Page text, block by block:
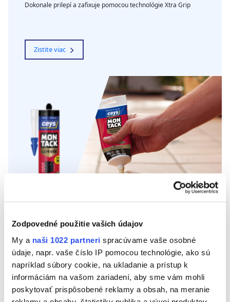
Zodpovedné použitie vašich údajov
My a naši 1022 partneri spracúvame vaše osobné
údaje, napr. vaše číslo IP pomocou technológie, ako sú
napríklad súbory cookie, na ukladanie a prístup k
informáciám na vašom zariadení, aby sme vám mohli
poskytovať prispôsobené reklamy a obsah, na meranie
Dokonale prilepí a zafixuje pomocou technológie Xtra Grip
Zistite viac
MONTACK
Montážne pásky